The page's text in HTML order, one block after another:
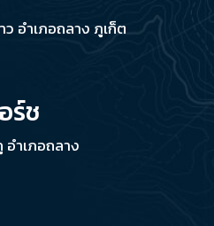
ว อำเภอถลาง ภูเก็ต
ร์ช
ำเภอถลาง